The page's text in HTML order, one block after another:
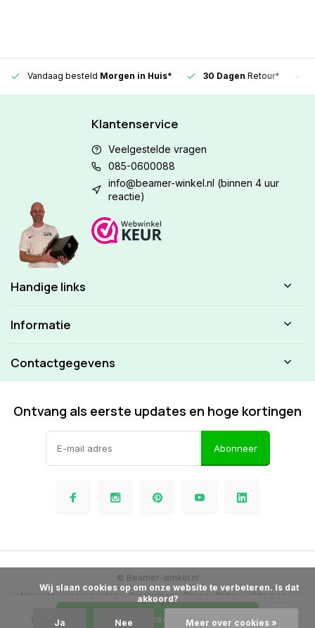
In Winkelwagen
Vandaag besteld Morgen in Huis* 30 Dagen Retour*
Klantenservice
Veelgestelde vragen
085-0600088
info@beamer-winkel.nl (binnen 4 uur
reactie)
Handige links
Informatie
Contactgegevens
Ontvang als eerste updates en hoge kortingen
Abonneer
Algemene voorwaarden Disclaimer Privacy Policy Sitemap
© Beamer-winkel.nl
akkoord?
Ja Nee Meer over cookies »